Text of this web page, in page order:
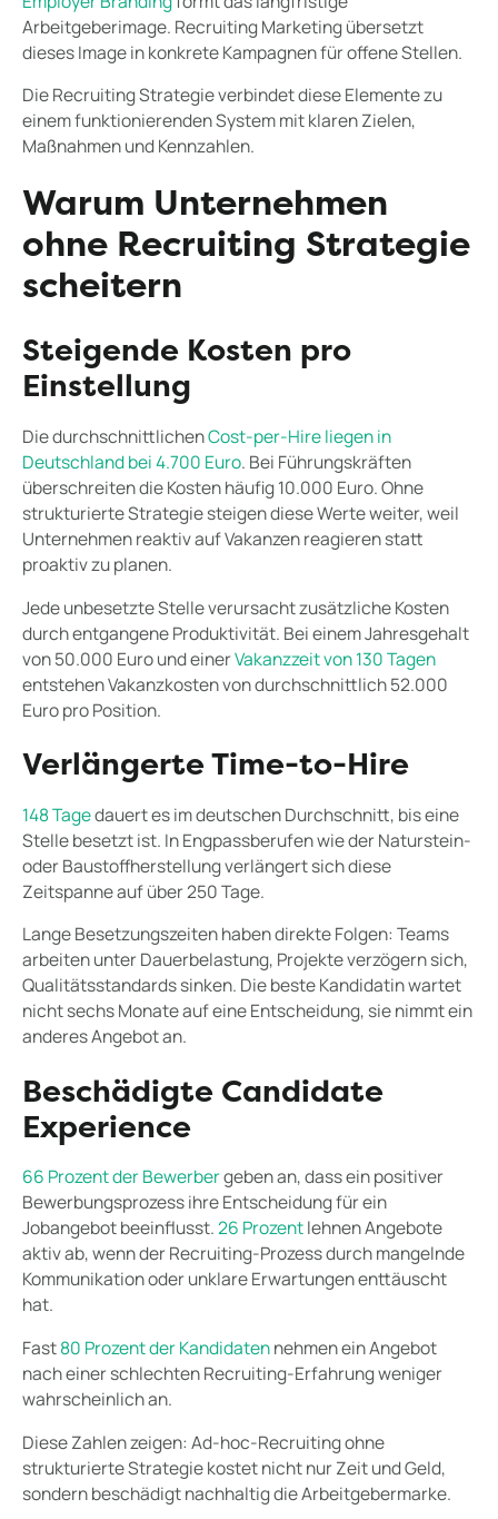
Arbeitgeberimage. Recruiting Marketing übersetzt
dieses Image in konkrete Kampagnen für offene Stellen.
Die Recruiting Strategie verbindet diese Elemente zu
einem funktionierenden System mit klaren Zielen,
Maßnahmen und Kennzahlen.
Warum Unternehmen
ohne Recruiting Strategie
scheitern
Steigende Kosten pro
Einstellung
Die durchschnittlichenCost-per-Hire liegen in
Deutschland bei 4.700 Euro. Bei Führungskräften
überschreiten die Kosten häufig 10.000 Euro. Ohne
strukturierte Strategie steigen diese Werte weiter, weil
Unternehmen reaktiv auf Vakanzen reagieren statt
proaktiv zu planen.
Jede unbesetzte Stelle verursacht zusätzliche Kosten
durch entgangene Produktivität. Bei einem Jahresgehalt
von 50.000 Euro und einerVakanzzeit von 130 Tagen
entstehen Vakanzkosten von durchschnittlich 52.000
Euro pro Position.
Verlängerte Time-to-Hire
148 Tagedauert es im deutschen Durchschnitt, bis eine
Stelle besetzt ist. In Engpassberufen wie der Naturstein-
oder Baustoffherstellung verlängert sich diese
Zeitspanne auf über 250 Tage.
Lange Besetzungszeiten haben direkte Folgen: Teams
arbeiten unter Dauerbelastung, Projekte verzögern sich,
Qualitätsstandards sinken. Die beste Kandidatin wartet
nicht sechs Monate auf eine Entscheidung, sie nimmt ein
anderes Angebot an.
Beschädigte Candidate
Experience
66 Prozent der Bewerbergeben an, dass ein positiver
Bewerbungsprozess ihre Entscheidung für ein
Jobangebot beeinflusst.26 Prozentlehnen Angebote
aktiv ab, wenn der Recruiting-Prozess durch mangelnde
Kommunikation oder unklare Erwartungen enttäuscht
hat.
Fast80 Prozent der Kandidatennehmen ein Angebot
nach einer schlechten Recruiting-Erfahrung weniger
wahrscheinlich an.
Diese Zahlen zeigen: Ad-hoc-Recruiting ohne
strukturierte Strategie kostet nicht nur Zeit und Geld,
sondern beschädigt nachhaltig die Arbeitgebermarke.